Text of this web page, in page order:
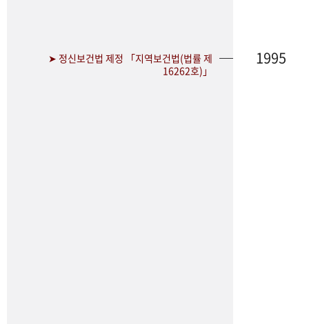
➤ 정신보건법 제정 「지역보건법(법률 제
16262호)」
1995